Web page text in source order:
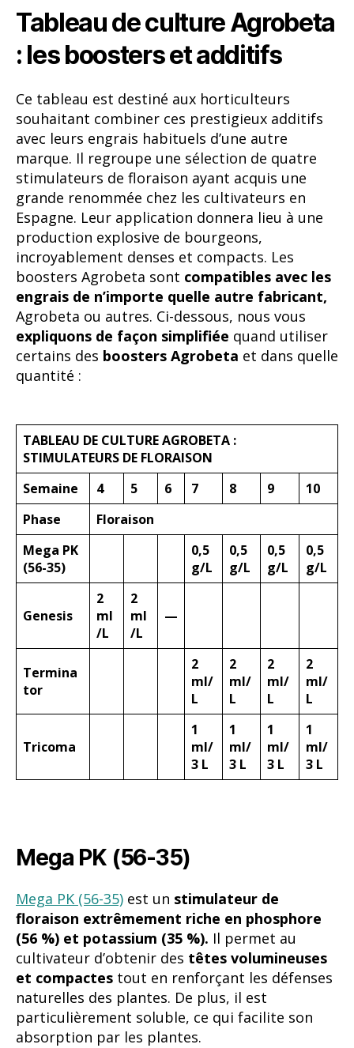
Tableau de culture Agrobeta
: les boosters et additifs
Ce tableau est destiné aux horticulteurs
souhaitant combiner ces prestigieux additifs
avec leurs engrais habituels d’une autre
marque. Il regroupe une sélection de quatre
stimulateurs de floraison ayant acquis une
grande renommée chez les cultivateurs en
Espagne. Leur application donnera lieu à une
production explosive de bourgeons,
incroyablement denses et compacts. Les
boosters Agrobeta sont compatibles avec les
engrais de n’importe quelle autre fabricant,
Agrobeta ou autres. Ci-dessous, nous vous
expliquons de façon simplifiée quand utiliser
certains des boosters Agrobeta et dans quelle
quantité :
TABLEAU DE CULTURE AGROBETA :
STIMULATEURS DE FLORAISON
Semaine
4 5 6 7 8 9
10
Phase
Floraison
Mega PK
(56-35)
0,5
g/L
0,5
g/L
0,5
g/L
0,5
g/L
Genesis
2
ml
/L
2
ml
/L
—
Termina
tor
2
ml/
L
2
ml/
L
2
ml/
L
2
ml/
L
Tricoma
1
ml/
3 L
1
ml/
3 L
1
ml/
3 L
1
ml/
3 L
Mega PK (56-35)
Mega PK (56-35) est un stimulateur de
floraison extrêmement riche en phosphore
(56 %) et potassium (35 %). Il permet au
cultivateur d’obtenir des têtes volumineuses
et compactes tout en renforçant les défenses
naturelles des plantes. De plus, il est
particulièrement soluble, ce qui facilite son
absorption par les plantes.